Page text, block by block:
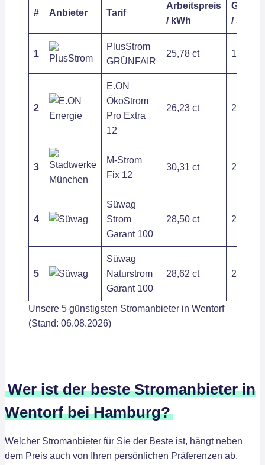
# Anbieter Tarif
Arbeitspreis
/ kWh
/ Jahr
1
PlusStrom
GRÜNFAIR
25,78 ct 170,50
2
E.ON
ÖkoStrom
Pro Extra
12
26,23 ct 213,77
3
M-Strom
Fix 12
30,31 ct 236,48
4
Süwag
Strom
Garant 100
28,50 ct 232,20
5
Süwag
Naturstrom
Garant 100
28,62 ct 232,20
Unsere 5 günstigsten Stromanbieter in Wentorf
(Stand: 06.08.2026)
Wer ist der beste Stromanbieter in
Wentorf bei Hamburg?
Welcher Stromanbieter für Sie der Beste ist, hängt neben
dem Preis auch von Ihren persönlichen Präferenzen ab.